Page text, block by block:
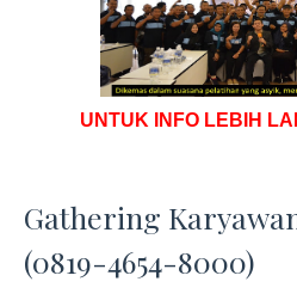
UNTUK INFO LEBIH
Gathering
(0819-4654-8000)